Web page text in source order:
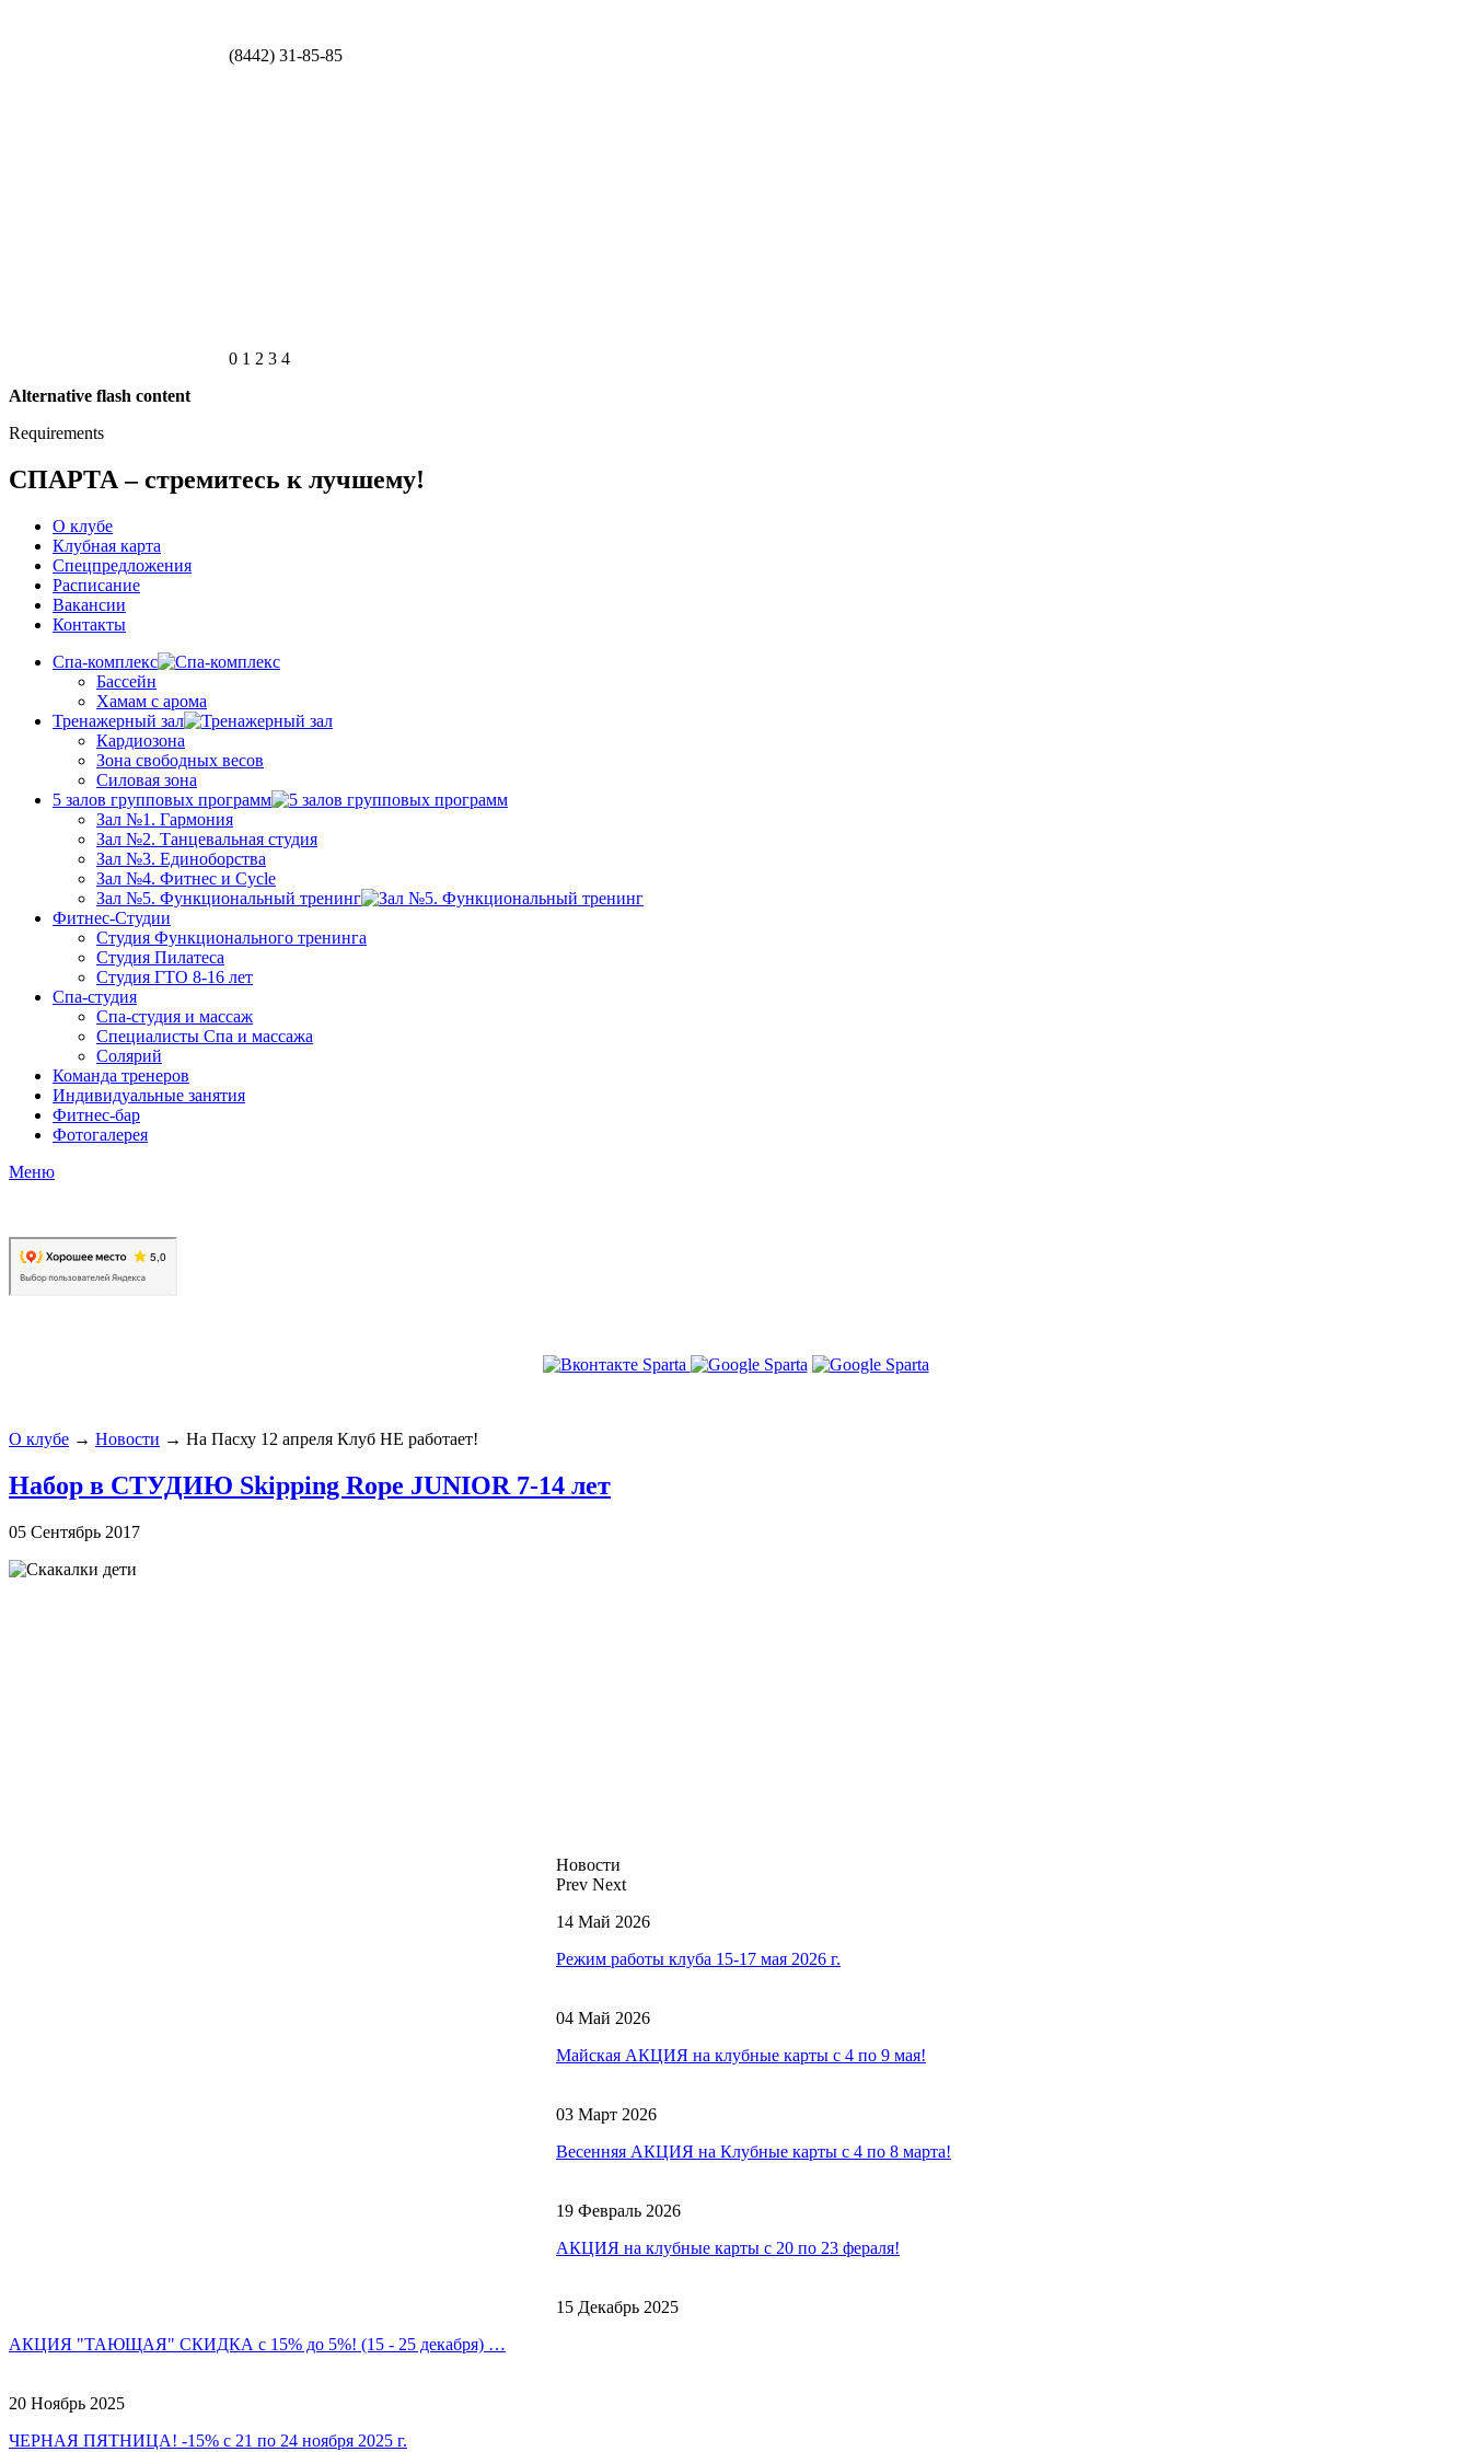
(8442) 31-85-85
0 1 2 3 4
Alternative flash content
Requirements
СПАРТА – стремитесь к лучшему!
О клубе
Клубная карта
Спецпредложения
Расписание
Вакансии
Контакты
Спа-комплекс
Бассейн
Хамам с арома
Тренажерный зал
Кардиозона
Зона свободных весов
Силовая зона
5 залов групповых программ
Зал №1. Гармония
Зал №2. Танцевальная студия
Зал №3. Единоборства
Зал №4. Фитнес и Cycle
Зал №5. Функциональный тренинг
Фитнес-Студии
Студия Функционального тренинга
Студия Пилатеса
Студия ГТО 8-16 лет
Спа-студия
Спа-студия и массаж
Специалисты Спа и массажа
Солярий
Команда тренеров
Индивидуальные занятия
Фитнес-бар
Фотогалерея
Меню
О клубе → Новости → На Пасху 12 апреля Клуб НЕ работает!
Набор в СТУДИЮ Skipping Rope JUNIOR 7-14 лет
05 Сентябрь 2017
Новости
Prev Next
14 Май 2026
Режим работы клуба 15-17 мая 2026 г.
04 Май 2026
Майская АКЦИЯ на клубные карты с 4 по 9 мая!
03 Март 2026
Весенняя АКЦИЯ на Клубные карты с 4 по 8 марта!
19 Февраль 2026
АКЦИЯ на клубные карты с 20 по 23 фераля!
15 Декабрь 2025
АКЦИЯ "ТАЮЩАЯ" СКИДКА с 15% до 5%! (15 - 25 декабря) …
20 Ноябрь 2025
ЧЕРНАЯ ПЯТНИЦА! -15% с 21 по 24 ноября 2025 г.